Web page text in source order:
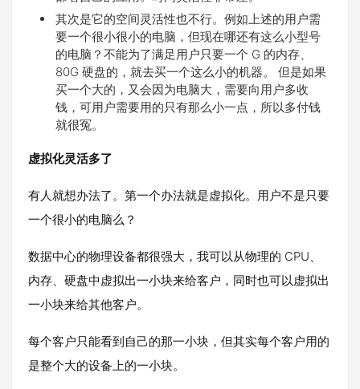
其次是它的空间灵活性也不行。例如上述的用户需
要一个很小很小的电脑，但现在哪还有这么小型号
的电脑？不能为了满足用户只要一个 G 的内存、
80G 硬盘的，就去买一个这么小的机器。 但是如果
买一个大的，又会因为电脑大，需要向用户多收
钱，可用户需要用的只有那么小一点，所以多付钱
就很冤。
虚拟化灵活多了
有人就想办法了。第一个办法就是虚拟化。用户不是只要
一个很小的电脑么？
数据中心的物理设备都很强大，我可以从物理的 CPU、
内存、硬盘中虚拟出一小块来给客户，同时也可以虚拟出
一小块来给其他客户。
每个客户只能看到自己的那一小块，但其实每个客户用的
是整个大的设备上的一小块。